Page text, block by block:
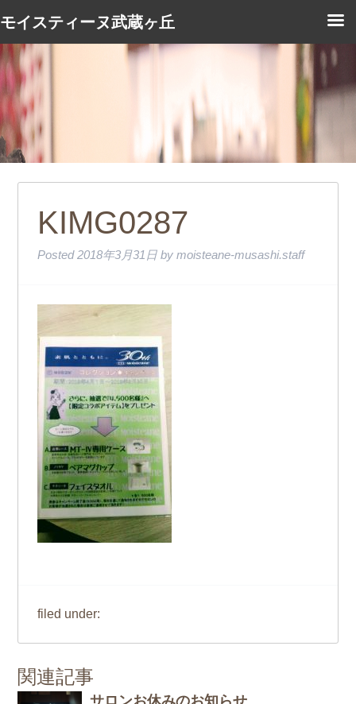
KIMG0287
Posted2018年3月31日 by moisteane-musashi.staff
filed under:
関連記事
サロンお休みのお知らせ
モイスティーヌ武蔵ヶ丘